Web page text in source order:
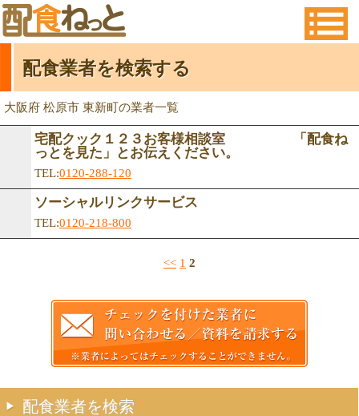
配食業者を検索する
大阪府 松原市 東新町の業者一覧
宅配クック１２３お客様相談室 「配食ね
っとを見た」とお伝えください。
TEL:0120-288-120
ソーシャルリンクサービス
TEL:0120-218-800
<< 1 2
配食業者を検索